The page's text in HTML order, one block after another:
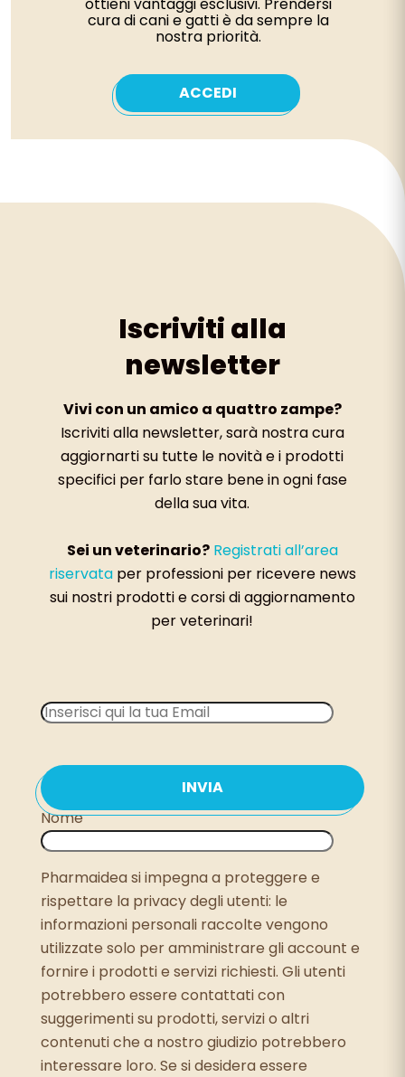
cura di cani e gatti è da sempre la
nostra priorità.
ACCEDI
Iscriviti alla
newsletter
Vivi con un amico a quattro zampe?
Iscriviti alla newsletter, sarà nostra cura
aggiornarti su tutte le novità e i prodotti
specifici per farlo stare bene in ogni fase
della sua vita.
Sei un veterinario? Registrati all’area
riservataper professioni per ricevere news
sui nostri prodotti e corsi di aggiornamento
per veterinari!
Nome
Pharmaidea si impegna a proteggere e
rispettare la privacy degli utenti: le
informazioni personali raccolte vengono
utilizzate solo per amministrare gli account e
fornire i prodotti e servizi richiesti. Gli utenti
potrebbero essere contattati con
suggerimenti su prodotti, servizi o altri
contenuti che a nostro giudizio potrebbero
interessare loro. Se si desidera essere